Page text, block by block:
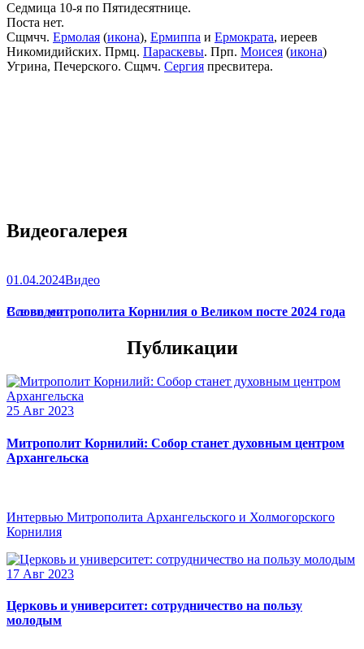
Седмица 10-я по Пятидесятнице.
Поста нет.
Сщмчч. Ермолая (икона), Ермиппа и Ермократа, иереев
Никомидийских. Прмц. Параскевы. Прп. Моисея (икона)
Угрина, Печерского. Сщмч. Сергия пресвитера.
Видеогалерея
01.04.2024Видео
Слово митрополита Корнилия о Великом посте 2024 года
Все видео
Публикации
25 Авг 2023
Митрополит Корнилий: Собор станет духовным центром
Архангельска
Интервью Митрополита Архангельского и Холмогорского
Корнилия
17 Авг 2023
Церковь и университет: сотрудничество на пользу
молодым